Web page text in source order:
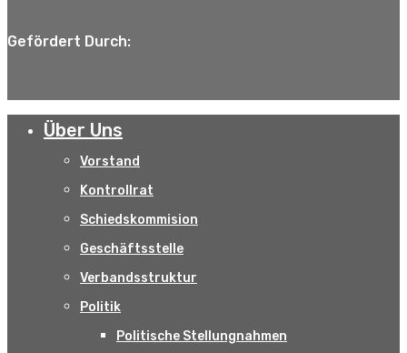
Gefördert Durch:
Über Uns
Vorstand
Kontrollrat
Schiedskommision
Geschäftsstelle
Verbandsstruktur
Politik
Politische Stellungnahmen